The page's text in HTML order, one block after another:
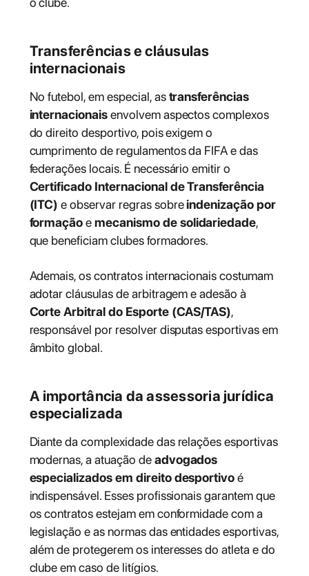
Transferências e cláusulas
internacionais
No futebol, em especial, astransferências
internacionaisenvolvem aspectos complexos
do direito desportivo, pois exigem o
cumprimento de regulamentos da FIFA e das
federações locais. É necessário emitir o
Certificado Internacional de Transferência
(ITC) e observar regras sobreindenização por
formaçãoemecanismo de solidariedade,
que beneficiam clubes formadores.
Ademais, os contratos internacionais costumam
adotar cláusulas de arbitragem e adesão à
Corte Arbitral do Esporte (CAS/TAS),
responsável por resolver disputas esportivas em
âmbito global.
A importância da assessoria jurídica
especializada
Diante da complexidade das relações esportivas
modernas, a atuação deadvogados
especializados em direito desportivoé
indispensável. Esses profissionais garantem que
os contratos estejam em conformidade com a
legislação e as normas das entidades esportivas,
além de protegerem os interesses do atleta e do
clube em caso de litígios.